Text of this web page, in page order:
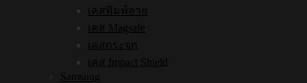
เคสพิมพ์ลาย
เคส Magsafe
เคสกระจก
เคส Impact Shield
Samsung